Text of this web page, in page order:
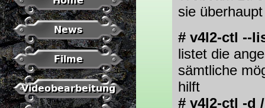
News
Filme
Videobearbeitung
sie
# v4l2-ctl --
listet die
sämtliche
hilft
# v4l2-ctl -d